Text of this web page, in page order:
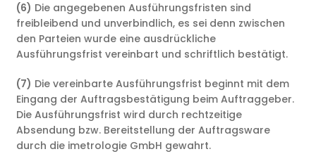
(6) Die angegebenen Ausführungsfristen sind
freibleibend und unverbindlich, es sei denn zwischen
den Parteien wurde eine ausdrückliche
Ausführungsfrist vereinbart und schriftlich bestätigt.
(7) Die vereinbarte Ausführungsfrist beginnt mit dem
Eingang der Auftragsbestätigung beim Auftraggeber.
Die Ausführungsfrist wird durch rechtzeitige
Absendung bzw. Bereitstellung der Auftragsware
durch die imetrologie GmbH gewahrt.